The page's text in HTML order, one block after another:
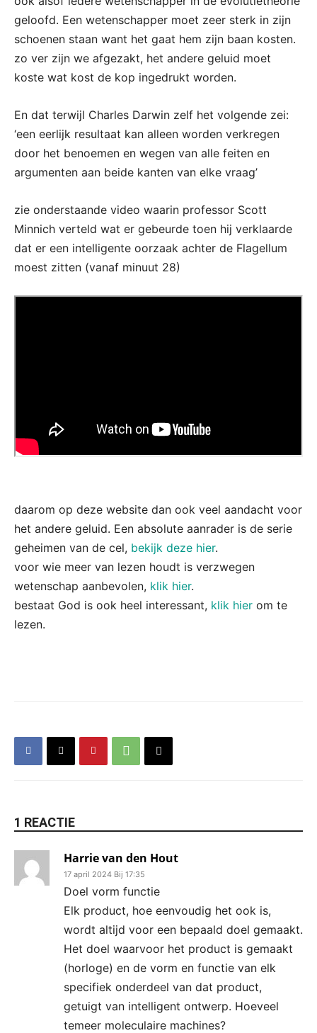
geloofd. Een wetenschapper moet zeer sterk in zijn
schoenen staan want het gaat hem zijn baan kosten.
zo ver zijn we afgezakt, het andere geluid moet
koste wat kost de kop ingedrukt worden.
En dat terwijl Charles Darwin zelf het volgende zei:
‘een eerlijk resultaat kan alleen worden verkregen
door het benoemen en wegen van alle feiten en
argumenten aan beide kanten van elke vraag’
zie onderstaande video waarin professor Scott
Minnich verteld wat er gebeurde toen hij verklaarde
dat er een intelligente oorzaak achter de Flagellum
moest zitten (vanaf minuut 28)
daarom op deze website dan ook veel aandacht voor
het andere geluid. Een absolute aanrader is de serie
geheimen van de cel, bekijk deze hier.
voor wie meer van lezen houdt is verzwegen
wetenschap aanbevolen, klik hier.
bestaat God is ook heel interessant, klik hier om te
lezen.
1 REACTIE
Harrie van den Hout
17 april 2024 Bij 17:35
Doel vorm functie
Elk product, hoe eenvoudig het ook is,
wordt altijd voor een bepaald doel gemaakt.
Het doel waarvoor het product is gemaakt
(horloge) en de vorm en functie van elk
specifiek onderdeel van dat product,
getuigt van intelligent ontwerp. Hoeveel
temeer moleculaire machines?